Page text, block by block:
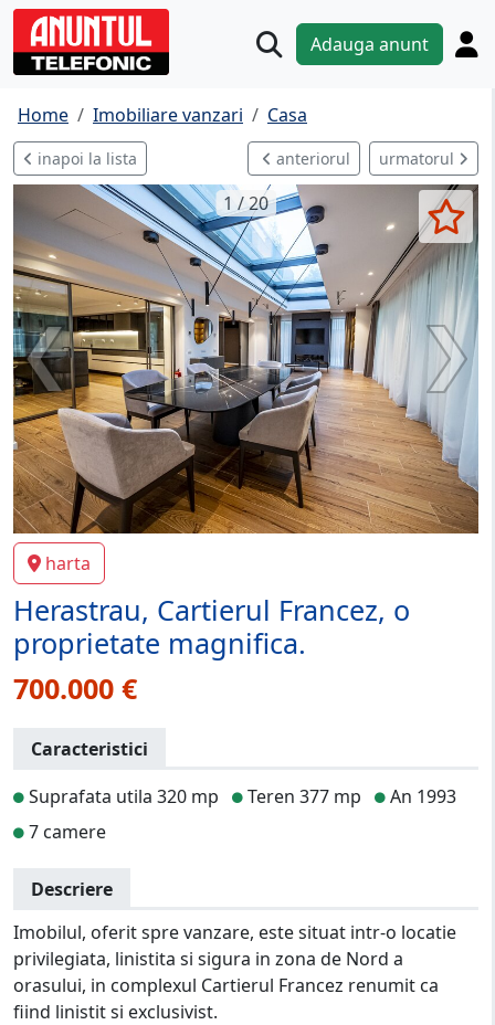
Adauga anunt
Home Imobiliare vanzari Casa
inapoi la lista anteriorul urmatorul
1 / 20
harta
Herastrau, Cartierul Francez, o
proprietate magnifica.
700.000 €
Caracteristici
Suprafata utila 320 mp
Teren 377 mp
An 1993
7 camere
Descriere
Imobilul, oferit spre vanzare, este situat intr-o locatie
privilegiata, linistita si sigura in zona de Nord a
orasului, in complexul Cartierul Francez renumit ca
fiind linistit si exclusivist.